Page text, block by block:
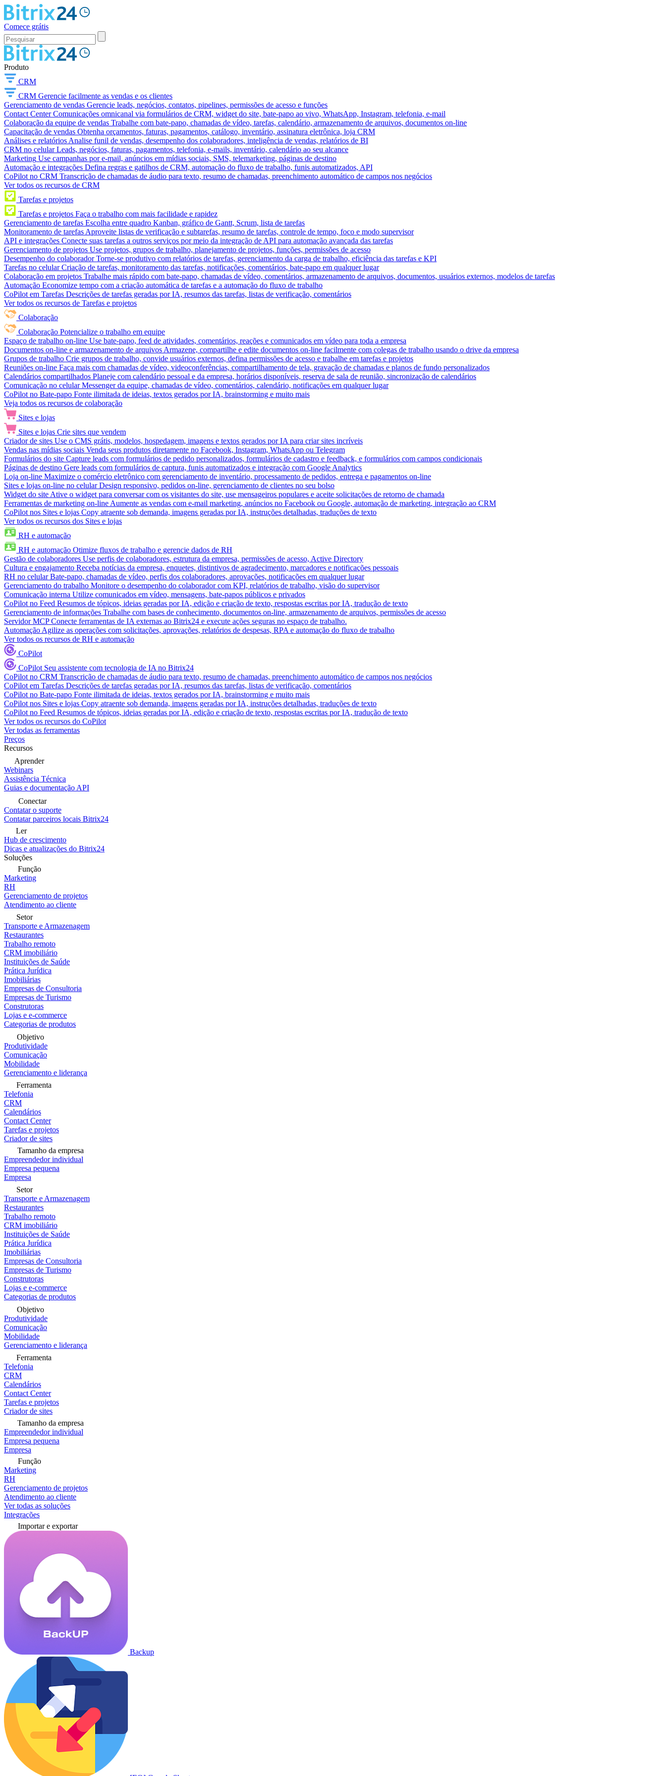
Comece grátis
Produto
CRM
CRM Gerencie facilmente as vendas e os clientes
Gerenciamento de vendas Gerencie leads, negócios, contatos, pipelines, permissões de acesso e funções
Contact Center Comunicações omnicanal via formulários de CRM, widget do site, bate-papo ao vivo, WhatsApp, Instagram, telefonia, e-mail
Colaboração da equipe de vendas Trabalhe com bate-papo, chamadas de vídeo, tarefas, calendário, armazenamento de arquivos, documentos on-line
Capacitação de vendas Obtenha orçamentos, faturas, pagamentos, catálogo, inventário, assinatura eletrônica, loja CRM
Análises e relatórios Analise funil de vendas, desempenho dos colaboradores, inteligência de vendas, relatórios de BI
CRM no celular Leads, negócios, faturas, pagamentos, telefonia, e-mails, inventário, calendário ao seu alcance
Marketing Use campanhas por e-mail, anúncios em mídias sociais, SMS, telemarketing, páginas de destino
Automação e integrações Defina regras e gatilhos de CRM, automação do fluxo de trabalho, funis automatizados, API
CoPilot no CRM Transcrição de chamadas de áudio para texto, resumo de chamadas, preenchimento automático de campos nos negócios
Ver todos os recursos de CRM
Tarefas e projetos
Tarefas e projetos Faça o trabalho com mais facilidade e rapidez
Gerenciamento de tarefas Escolha entre quadro Kanban, gráfico de Gantt, Scrum, lista de tarefas
Monitoramento de tarefas Aproveite listas de verificação e subtarefas, resumo de tarefas, controle de tempo, foco e modo supervisor
API e integrações Conecte suas tarefas a outros serviços por meio da integração de API para automação avançada das tarefas
Gerenciamento de projetos Use projetos, grupos de trabalho, planejamento de projetos, funções, permissões de acesso
Desempenho do colaborador Torne-se produtivo com relatórios de tarefas, gerenciamento da carga de trabalho, eficiência das tarefas e KPI
Tarefas no celular Criação de tarefas, monitoramento das tarefas, notificações, comentários, bate-papo em qualquer lugar
Colaboração em projetos Trabalhe mais rápido com bate-papo, chamadas de vídeo, comentários, armazenamento de arquivos, documentos, usuários externos, modelos de tarefas
Automação Economize tempo com a criação automática de tarefas e a automação do fluxo de trabalho
CoPilot em Tarefas Descrições de tarefas geradas por IA, resumos das tarefas, listas de verificação, comentários
Ver todos os recursos de Tarefas e projetos
Colaboração
Colaboração Potencialize o trabalho em equipe
Espaço de trabalho on-line Use bate-papo, feed de atividades, comentários, reações e comunicados em vídeo para toda a empresa
Documentos on-line e armazenamento de arquivos Armazene, compartilhe e edite documentos on-line facilmente com colegas de trabalho usando o drive da empresa
Grupos de trabalho Crie grupos de trabalho, convide usuários externos, defina permissões de acesso e trabalhe em tarefas e projetos
Reuniões on-line Faça mais com chamadas de vídeo, videoconferências, compartilhamento de tela, gravação de chamadas e planos de fundo personalizados
Calendários compartilhados Planeje com calendário pessoal e da empresa, horários disponíveis, reserva de sala de reunião, sincronização de calendários
Comunicação no celular Messenger da equipe, chamadas de vídeo, comentários, calendário, notificações em qualquer lugar
CoPilot no Bate-papo Fonte ilimitada de ideias, textos gerados por IA, brainstorming e muito mais
Veja todos os recursos de colaboração
Sites e lojas
Sites e lojas Crie sites que vendem
Criador de sites Use o CMS grátis, modelos, hospedagem, imagens e textos gerados por IA para criar sites incríveis
Vendas nas mídias sociais Venda seus produtos diretamente no Facebook, Instagram, WhatsApp ou Telegram
Formulários do site Capture leads com formulários de pedido personalizados, formulários de cadastro e feedback, e formulários com campos condicionais
Páginas de destino Gere leads com formulários de captura, funis automatizados e integração com Google Analytics
Loja on-line Maximize o comércio eletrônico com gerenciamento de inventário, processamento de pedidos, entrega e pagamentos on-line
Sites e lojas on-line no celular Design responsivo, pedidos on-line, gerenciamento de clientes no seu bolso
Widget do site Ative o widget para conversar com os visitantes do site, use mensageiros populares e aceite solicitações de retorno de chamada
Ferramentas de marketing on-line Aumente as vendas com e-mail marketing, anúncios no Facebook ou Google, automação de marketing, integração ao CRM
CoPilot nos Sites e lojas Copy atraente sob demanda, imagens geradas por IA, instruções detalhadas, traduções de texto
Ver todos os recursos dos Sites e lojas
RH e automação
RH e automação Otimize fluxos de trabalho e gerencie dados de RH
Gestão de colaboradores Use perfis de colaboradores, estrutura da empresa, permissões de acesso, Active Directory
Cultura e engajamento Receba notícias da empresa, enquetes, distintivos de agradecimento, marcadores e notificações pessoais
RH no celular Bate-papo, chamadas de vídeo, perfis dos colaboradores, aprovações, notificações em qualquer lugar
Gerenciamento do trabalho Monitore o desempenho do colaborador com KPI, relatórios de trabalho, visão do supervisor
Comunicação interna Utilize comunicados em vídeo, mensagens, bate-papos públicos e privados
CoPilot no Feed Resumos de tópicos, ideias geradas por IA, edição e criação de texto, respostas escritas por IA, tradução de texto
Gerenciamento de informações Trabalhe com bases de conhecimento, documentos on-line, armazenamento de arquivos, permissões de acesso
Servidor MCP Conecte ferramentas de IA externas ao Bitrix24 e execute ações seguras no espaço de trabalho.
Automação Agilize as operações com solicitações, aprovações, relatórios de despesas, RPA e automação do fluxo de trabalho
Ver todos os recursos de RH e automação
CoPilot
CoPilot Seu assistente com tecnologia de IA no Bitrix24
CoPilot no CRM Transcrição de chamadas de áudio para texto, resumo de chamadas, preenchimento automático de campos nos negócios
CoPilot em Tarefas Descrições de tarefas geradas por IA, resumos das tarefas, listas de verificação, comentários
CoPilot no Bate-papo Fonte ilimitada de ideias, textos gerados por IA, brainstorming e muito mais
CoPilot nos Sites e lojas Copy atraente sob demanda, imagens geradas por IA, instruções detalhadas, traduções de texto
CoPilot no Feed Resumos de tópicos, ideias geradas por IA, edição e criação de texto, respostas escritas por IA, tradução de texto
Ver todos os recursos do CoPilot
Ver todas as ferramentas
Preços
Recursos
Aprender
Webinars
Assistência Técnica
Guias e documentação API
Conectar
Contatar o suporte
Contatar parceiros locais Bitrix24
Ler
Hub de crescimento
Dicas e atualizações do Bitrix24
Soluções
Função
Marketing
RH
Gerenciamento de projetos
Atendimento ao cliente
Setor
Transporte e Armazenagem
Restaurantes
Trabalho remoto
CRM imobiliário
Instituições de Saúde
Prática Jurídica
Imobiliárias
Empresas de Consultoria
Empresas de Turismo
Construtoras
Lojas e e-commerce
Categorias de produtos
Objetivo
Produtividade
Comunicação
Mobilidade
Gerenciamento e liderança
Ferramenta
Telefonia
CRM
Calendários
Contact Center
Tarefas e projetos
Criador de sites
Tamanho da empresa
Empreendedor individual
Empresa pequena
Empresa
Setor
Transporte e Armazenagem
Restaurantes
Trabalho remoto
CRM imobiliário
Instituições de Saúde
Prática Jurídica
Imobiliárias
Empresas de Consultoria
Empresas de Turismo
Construtoras
Lojas e e-commerce
Categorias de produtos
Objetivo
Produtividade
Comunicação
Mobilidade
Gerenciamento e liderança
Ferramenta
Telefonia
CRM
Calendários
Contact Center
Tarefas e projetos
Criador de sites
Tamanho da empresa
Empreendedor individual
Empresa pequena
Empresa
Função
Marketing
RH
Gerenciamento de projetos
Atendimento ao cliente
Ver todas as soluções
Integrações
Importar e exportar
Backup